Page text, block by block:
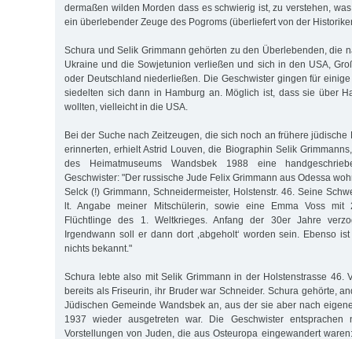
dermaßen wilden Morden dass es schwierig ist, zu verstehen,
ein überlebender Zeuge des Pogroms (überliefert von der
Schura und Selik Grimmann gehörten zu den Überlebenden, die
Ukraine und die Sowjetunion verließen und sich in den USA,
oder Deutschland niederließen. Die Geschwister gingen für
siedelten sich dann in Hamburg an. Möglich ist, dass sie über
wollten, vielleicht in die USA.
Bei der Suche nach Zeitzeugen, die sich noch an frühere jüdische
erinnerten, erhielt Astrid Louven, die Biographin Selik
des Heimatmuseums Wandsbek 1988 eine
Geschwister: "Der russische Jude Felix Grimmann aus Odessa
Selck (!) Grimmann, Schneidermeister, Holstenstr. 46. Seine
lt. Angabe meiner Mitschülerin, sowie eine Emma Voss
Flüchtlinge des 1. Weltkrieges. Anfang der 30er Jahre
Irgendwann soll er dann dort ‚abgeholt‘ worden sein. Ebenso
nichts bekannt."
Schura lebte also mit Selik Grimmann in der Holstenstrasse 46.
bereits als Friseurin, ihr Bruder war Schneider. Schura gehörte,
Jüdischen Gemeinde Wandsbek an, aus der sie aber nach
1937 wieder ausgetreten war. Die Geschwister entsprachen
Vorstellungen von Juden, die aus Osteuropa eingewandert